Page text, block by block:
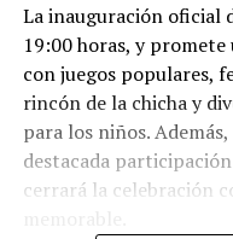
La inauguración oficial
19:00 horas, y
con juegos populares,
rincón de la chicha y
para los niños.
destacada
cerrará la celebración